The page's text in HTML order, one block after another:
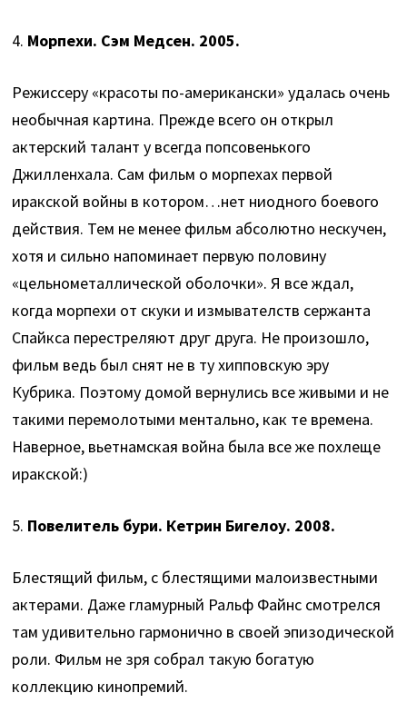
4. Морпехи. Сэм Медсен. 2005.
Режиссеру «красоты по-американски» удалась очень
необычная картина. Прежде всего он открыл
актерский талант у всегда попсовенького
Джилленхала. Сам фильм о морпехах первой
иракской войны в котором…нет ниодного боевого
действия. Тем не менее фильм абсолютно нескучен,
хотя и сильно напоминает первую половину
«цельнометаллической оболочки». Я все ждал,
когда морпехи от скуки и измывателств сержанта
Спайкса перестреляют друг друга. Не произошло,
фильм ведь был снят не в ту хипповскую эру
Кубрика. Поэтому домой вернулись все живыми и не
такими перемолотыми ментально, как те времена.
Наверное, вьетнамская война была все же похлеще
иракской:)
5. Повелитель бури. Кетрин Бигелоу. 2008.
Блестящий фильм, с блестящими малоизвестными
актерами. Даже гламурный Ральф Файнс смотрелся
там удивительно гармонично в своей эпизодической
роли. Фильм не зря собрал такую богатую
коллекцию кинопремий.